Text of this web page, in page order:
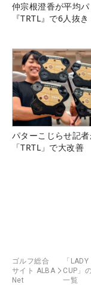
仲宗根澄香が平均
『TRTL』で6人抜き
パターこじらせ記
「TRTL」で大改善
ゴルフ総合
サイト ALBA
Net
「LADY
CUP」
一覧